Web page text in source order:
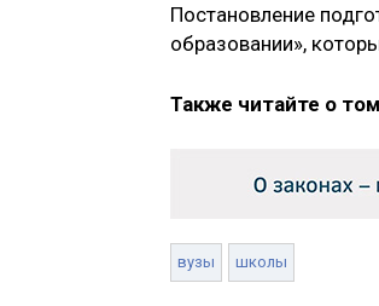
Постановление
образовании»,
Также читайте о
вузы школы